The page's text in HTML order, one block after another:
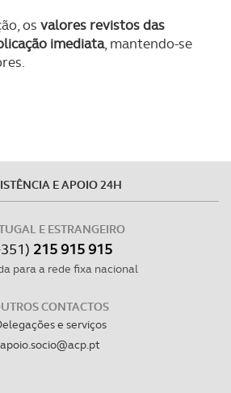
pode ter impacto na sua
no Website e nos serviços
os valores revistos das
imediata, mantendo-se
E APOIO 24H
E ESTRANGEIRO
215 915 915
para a rede fixa nacional
CONTACTOS
e serviços
apoio.socio@acp.pt